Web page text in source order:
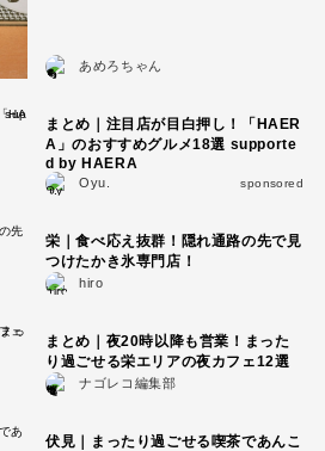
あめろちゃん
まとめ｜注目店が目白押し！「HAER
A」のおすすめグルメ18選 supporte
d by HAERA
Oyu. sponsored
栄｜食べ応え抜群！隠れ通路の先で見
つけたかき氷専門店！
hiro
まとめ｜夜20時以降も営業！まった
り過ごせる栄エリアの夜カフェ12選
ナゴレコ編集部
伏見｜まったり過ごせる喫茶であんこ